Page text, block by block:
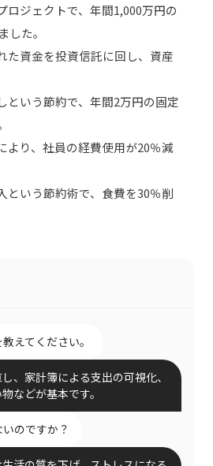
ロジェクトで、年間1,000万円の
した。
た資金を投資信託に回し、資産
という節約で、年間2万円の固定
より、社員の経費使用が20％減
という節約術で、食費を30％削
えてください。
、家計簿による支出の可視化、
などが基本です。
のですか？